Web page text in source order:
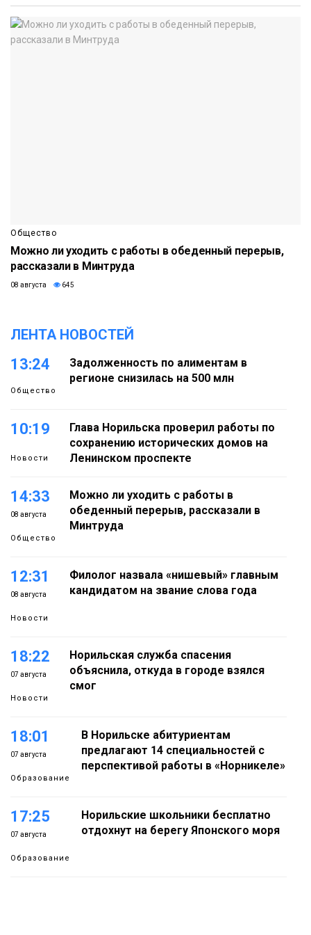
Общество
Можно ли уходить с работы в обеденный перерыв,
рассказали в Минтруда
08 августа 645
ЛЕНТА НОВОСТЕЙ
13:24
Общество
Задолженность по алиментам в
регионе снизилась на 500 млн
10:19
Новости
Глава Норильска проверил работы по
сохранению исторических домов на
Ленинском проспекте
14:33
08 августа
Общество
Можно ли уходить с работы в
обеденный перерыв, рассказали в
Минтруда
12:31
08 августа
Новости
Филолог назвала «нишевый» главным
кандидатом на звание слова года
18:22
07 августа
Новости
Норильская служба спасения
объяснила, откуда в городе взялся
смог
18:01
07 августа
Образование
В Норильске абитуриентам
предлагают 14 специальностей с
перспективой работы в «Норникеле»
17:25
07 августа
Образование
Норильские школьники бесплатно
отдохнут на берегу Японского моря